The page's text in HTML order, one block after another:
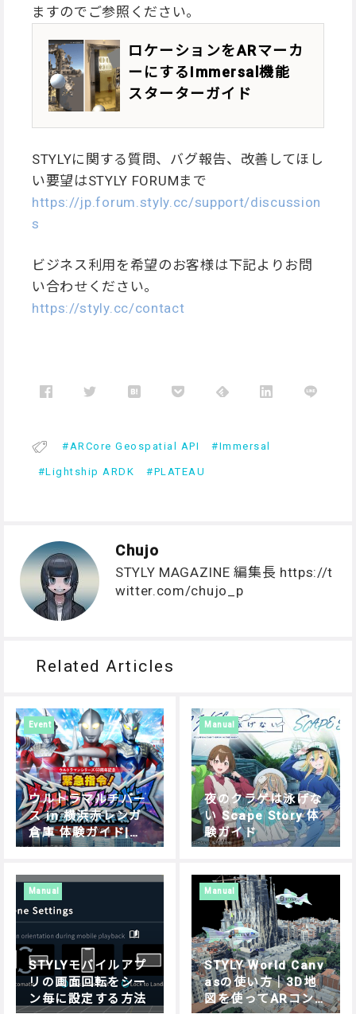
ますのでご参照ください。
ロケーションをARマーカ
ーにするImmersal機能
スターターガイド
STYLYに関する質問、バグ報告、改善してほし
い要望はSTYLY FORUMまで
https://jp.forum.styly.cc/support/discussion
s
ビジネス利用を希望のお客様は下記よりお問
い合わせください。
https://styly.cc/contact
ARCore Geospatial API Immersal
Lightship ARDK PLATEAU
Chujo
STYLY MAGAZINE 編集長 https://t
witter.com/chujo_p
Related Articles
Event
ウルトラマルチバー
ス in 横浜赤レンガ
倉庫 体験ガイド|遊
び方・操作方法を解
Manual
夜のクラゲは泳げな
い Scape Story 体
験ガイド
Manual
STYLYモバイルアプ
リの画面回転をシー
ン毎に設定する方法
Manual
STYLY World Canv
asの使い方｜3D地
図を使ってARコン